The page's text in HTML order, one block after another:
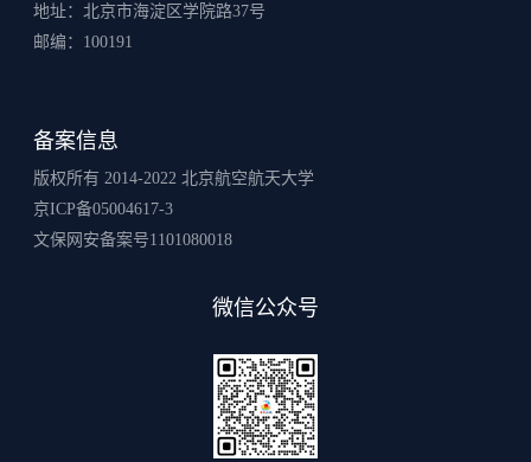
地址：北京市海淀区学院路37号
邮编：100191
备案信息
版权所有 2014-2022 北京航空航天大学
京ICP备05004617-3
文保网安备案号1101080018
微信公众号